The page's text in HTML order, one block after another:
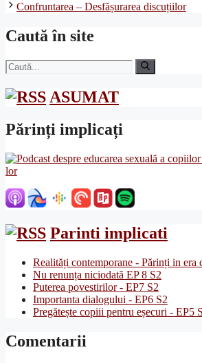
Confruntarea – Desfășurarea discuțiilor
Caută în site
Caută
după:
ASUMAT
Părinți implicați
Parinti implicati
Realități contemporane - Părinți in era
Nu renunța niciodată EP 8 S2
Puterea povestirilor - EP7 S2
Importanta dialogului - EP6 S2
Pregătește copiii pentru eșecuri - EP5
Comentarii